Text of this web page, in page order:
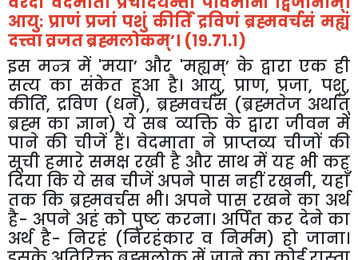
आयु: प्राणं प्रजां पशुं कीर्तिं द्रविणं ब्रह्मवर्चसं मह्यं
दत्त्वा व्रजत ब्रह्मलोकम्’। (१९.७१.१)
इस मन्त्र में 'मया’ और 'मह्यम्’ के द्वारा एक ही
सत्य का संकेत हुआ है। आयु, प्राण,प्रजा, पशु,
कीर्ति,द्रविण (धन),ब्रह्मवर्चस (ब्रह्मतेज अर्थात्
ब्रह्म का ज्ञान) ये सब व्यक्ति के द्वारा जीवन में
पाने की चीजें हैं। वेदमाता ने प्राप्तव्य चीजों की
सूची हमारे समक्ष रखी है और साथ में यह भी कह
दिया कि ये सब चीजें अपने पास नहीं रखनी,यहाँ
तक कि ब्रह्मवर्चस भी। अपने पास रखने का अर्थ
है- अपने अहं को पुष्ट करना। अर्पित कर देने का
अर्थ है- निरहं (निरहंकार व निर्मम) हो जाना।